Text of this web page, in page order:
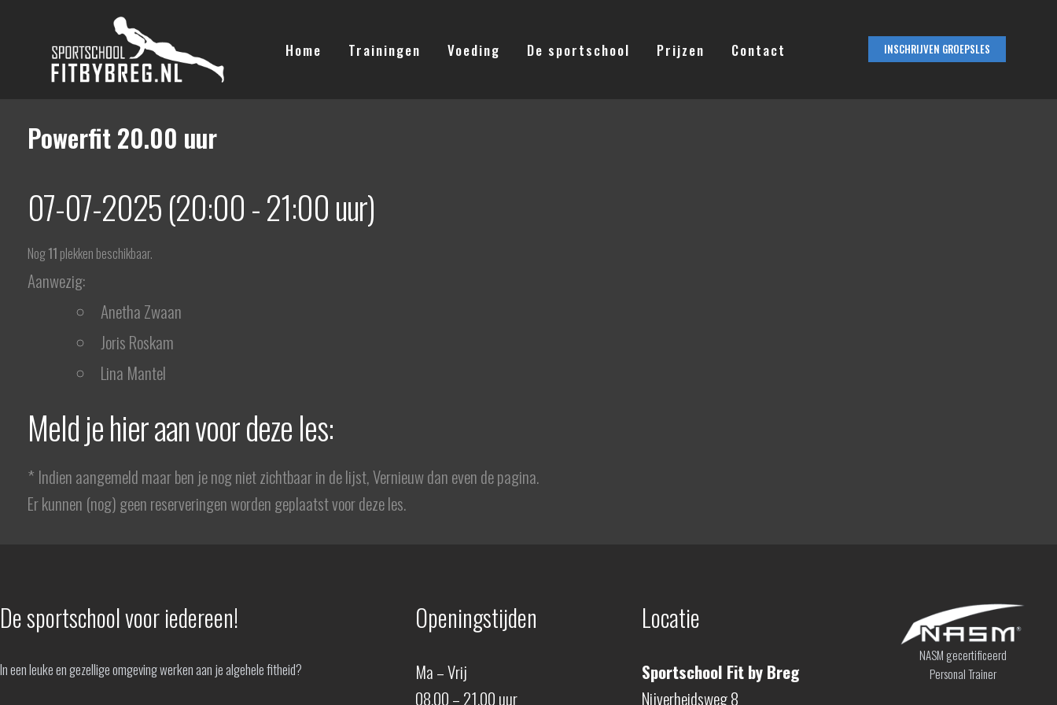
Home Trainingen Voeding De sportschool Prijzen Contact INSCHRIJVEN GROEPSLES
Powerfit 20.00 uur
07-07-2025 (20:00 - 21:00 uur)
Nog11 plekken beschikbaar.
Aanwezig:
Anetha Zwaan
Joris Roskam
Lina Mantel
Meld je hier aan voor deze les:
* Indien aangemeld maar ben je nog niet zichtbaar in de lijst, Vernieuw dan even de pagina.
Er kunnen (nog) geen reserveringen worden geplaatst voor deze les.
De sportschool voor iedereen!
In een leuke en gezellige omgeving werken aan je algehele fitheid?
Openingstijden
Ma – Vrij
08.00 – 21.00 uur
Locatie
Sportschool Fit by Breg
Nijverheidsweg 8
NASM gecertificeerd
Personal Trainer